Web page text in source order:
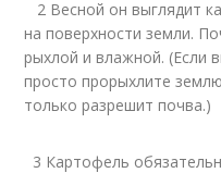
2 Весной он выглядит
на поверхности земли.
рыхлой и влажной. (Если
просто прорыхлите
только разрешит почва.)
3 Картофель